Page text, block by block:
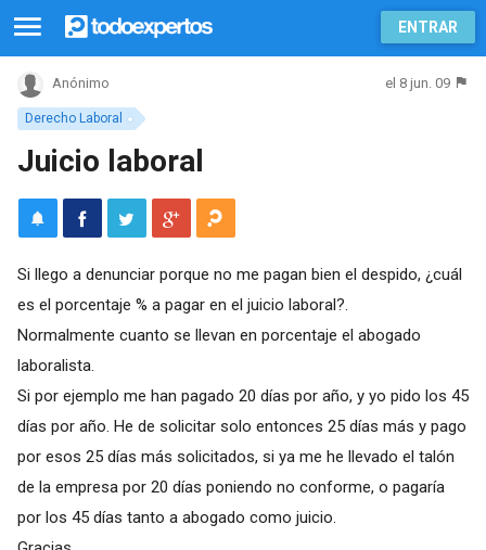
ENTRAR
Derecho Laboral
Anónimo el 8 jun. 09
Juicio laboral
Si llego a denunciar porque no me pagan bien el despido, ¿cuál
es el porcentaje % a pagar en el juicio laboral?.
Normalmente cuanto se llevan en porcentaje el abogado
laboralista.
Si por ejemplo me han pagado 20 días por año, y yo pido los 45
días por año. He de solicitar solo entonces 25 días más y pago
por esos 25 días más solicitados, si ya me he llevado el talón
de la empresa por 20 días poniendo no conforme, o pagaría
por los 45 días tanto a abogado como juicio.